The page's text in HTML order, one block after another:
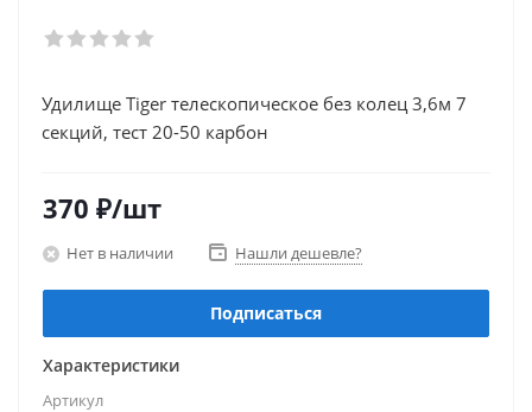
Удилище Tiger телескопическое без колец 3,6м 7
секций, тест 20-50 карбон
370 ₽/шт
Нет в наличии Нашли дешевле?
Подписаться
Характеристики
Артикул